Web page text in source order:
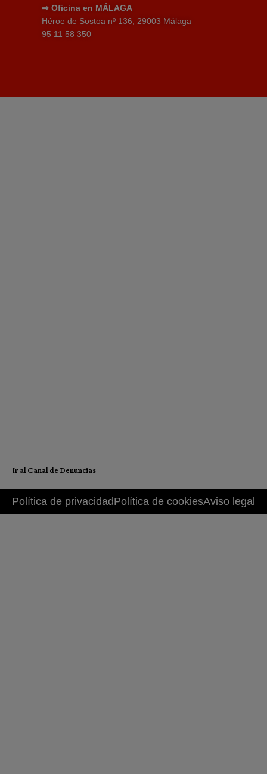
⇒ Oficina en MÁLAGA
Héroe de Sostoa nº 136, 29003 Málaga
95 11 58 350
Ir al Canal de Denuncias
Política de privacidadPolítica de cookiesAviso legal